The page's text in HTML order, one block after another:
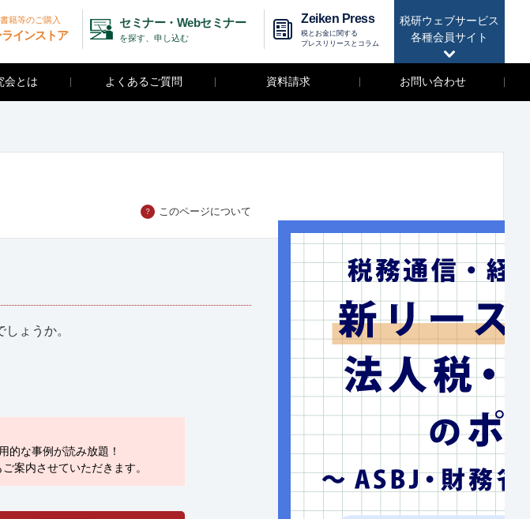
税研ウェブサービス
各種会員サイト
籍等のご購入
インストア
セミナー・Webセミナー
を探す、申し込む
Zeiken Press
税とお金に関する
プレスリリースとコラム
会とは よくあるご質問 資料請求 お問い合わせ
？ このページについて
ょうか。
的な事例が読み放題！
案内させていただきます。